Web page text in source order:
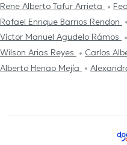
Rene Alberto Tafur Arrieta
Rafael Enrique Barrios Rendon
Víctor Manuel Agudelo Rámos
Wilson Arias Reyes
Carlos
Alberto Henao Mejía